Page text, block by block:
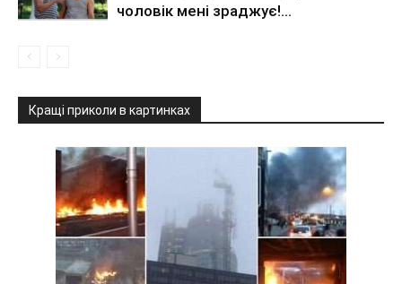
чоловік мені зраджує!…
Кращі приколи в картинках